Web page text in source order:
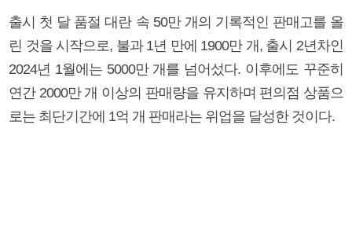
출시 첫 달 품절 대란 속 50만 개의 기록적인 판매고를 올
린 것을 시작으로, 불과 1년 만에 1900만 개, 출시 2년차인
2024년 1월에는 5000만 개를 넘어섰다. 이후에도 꾸준히
연간 2000만 개 이상의 판매량을 유지하며 편의점 상품으
로는 최단기간에 1억 개 판매라는 위업을 달성한 것이다.